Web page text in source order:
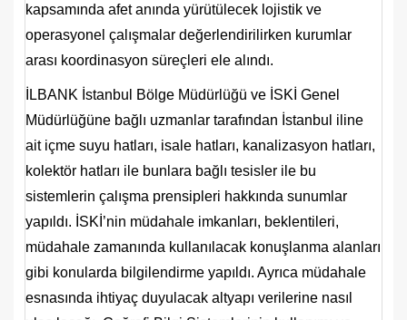
kapsamında afet anında yürütülecek lojistik ve
operasyonel çalışmalar değerlendirilirken kurumlar
arası koordinasyon süreçleri ele alındı.
İLBANK İstanbul Bölge Müdürlüğü ve İSKİ Genel
Müdürlüğüne bağlı uzmanlar tarafından İstanbul iline
ait içme suyu hatları, isale hatları, kanalizasyon hatları,
kolektör hatları ile bunlara bağlı tesisler ile bu
sistemlerin çalışma prensipleri hakkında sunumlar
yapıldı. İSKİ’nin müdahale imkanları, beklentileri,
müdahale zamanında kullanılacak konuşlanma alanları
gibi konularda bilgilendirme yapıldı. Ayrıca müdahale
esnasında ihtiyaç duyulacak altyapı verilerine nasıl